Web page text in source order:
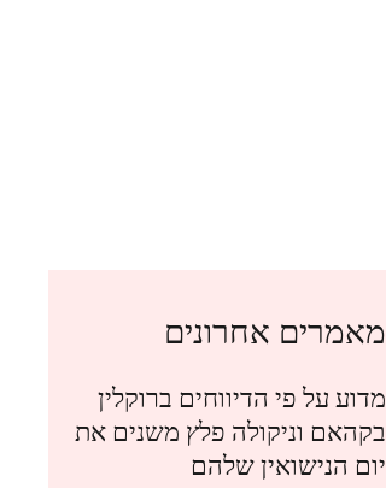
מאמרים אחרונים
מדוע על פי הדיווחים ברוקלין
בקהאם וניקולה פלץ משנים את
יום הנישואין שלהם